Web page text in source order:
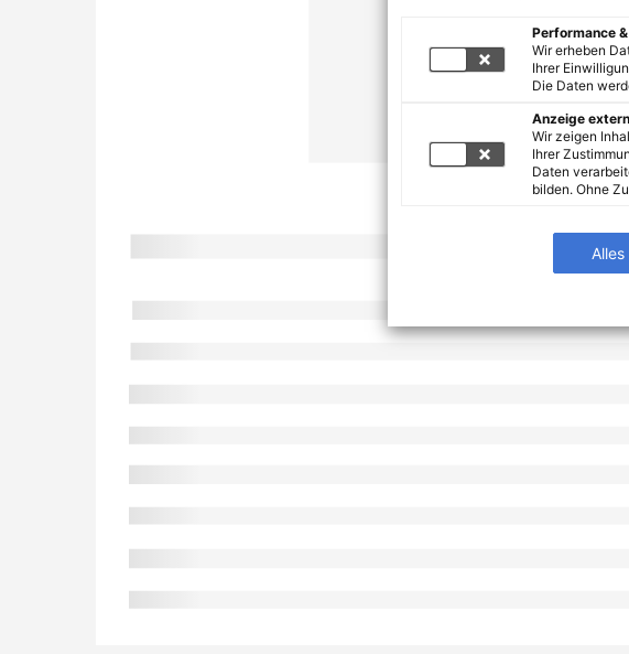
Performance
Wir erheben
Ihrer
Die Daten
Anzeige
Wir zeigen
Ihrer
Daten
bilden. Ohne